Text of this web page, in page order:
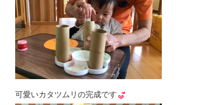
可愛いカタツムリの完成です